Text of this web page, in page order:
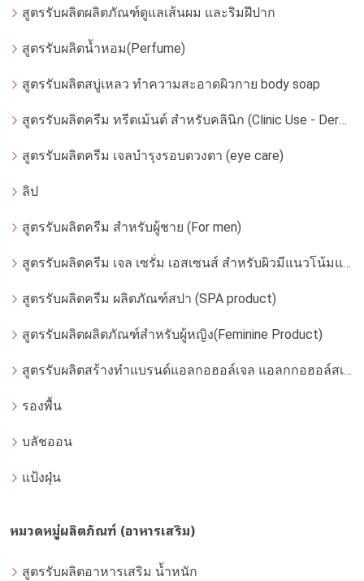
สูตรรับผลิตผลิตภัณฑ์ดูแลเส้นผม และริมฝีปาก
สูตรรับผลิตน้ำหอม(Perfume)
สูตรรับผลิตสบู่เหลว ทำความสะอาดผิวกาย body soap
สูตรรับผลิตครีม ทรีตเม้นต์ สำหรับคลินิก (Clinic Use - Dermatologist)
สูตรรับผลิตครีม เจลบำรุงรอบดวงตา (eye care)
ลิป
สูตรรับผลิตครีม สำหรับผู้ชาย (For men)
สูตรรับผลิตครีม เจล เซรั่ม เอสเซนส์ สำหรับผิวมีแนวโน้มแพ้ง่าย
สูตรรับผลิตครีม ผลิตภัณฑ์สปา (SPA product)
สูตรรับผลิตผลิตภัณฑ์สำหรับผู้หญิง(Feminine Product)
สูตรรับผลิตสร้างทำแบรนด์แอลกอฮอล์เจล แอลกกอฮอล์สเปรย์ ล้างมือ
รองพื้น
บลัชออน
แป้งฝุ่น
หมวดหมู่ผลิตภัณฑ์ (อาหารเสริม)
สูตรรับผลิตอาหารเสริม น้ำหนัก